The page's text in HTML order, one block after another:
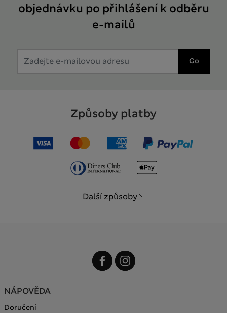
objednávku po přihlášení k odběru
e-mailů
Go
Způsoby platby
Další způsoby
NÁPOVĚDA
Doručení